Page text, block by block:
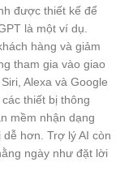
được thiết kế để
là một ví dụ.
hàng và giảm
tham gia vào giao
Alexa và Google
thiết bị thông
mềm nhận dạng
hơn. Trợ lý AI còn
ngày như đặt lời